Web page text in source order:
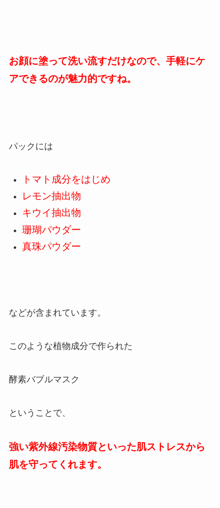
お顔に塗って洗い流すだけなので、手軽にケ
アできるのが魅力的ですね。
パックには
トマト成分をはじめ
レモン抽出物
キウイ抽出物
珊瑚パウダー
真珠パウダー
などが含まれています。
このような植物成分で作られた
酵素バブルマスク
ということで、
強い紫外線汚染物質といった肌ストレスから
肌を守ってくれます。